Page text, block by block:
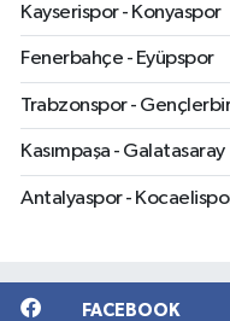
Kayserispor - Konyaspor
Fenerbahçe - Eyüpspor
Trabzonspor -
Kasımpaşa - Galatasaray
Antalyaspor -
FACEBOOK